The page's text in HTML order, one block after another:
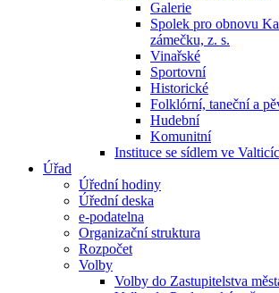
Galerie
Spolek pro obnovu
zámečku, z. s.
Vinařské
Sportovní
Historické
Folklórní, taneční a
Hudební
Komunitní
Instituce se sídlem ve
Úřad
Úřední hodiny
Úřední deska
e-podatelna
Organizační struktura
Rozpočet
Volby
Volby do Zastupitelstva